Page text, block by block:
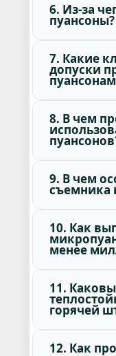
6. Из-за
пуансоны?
7. Какие
допуски
8. В чем
9. В чем
съемника
10. Как
менее
11.
горячей
12. Как